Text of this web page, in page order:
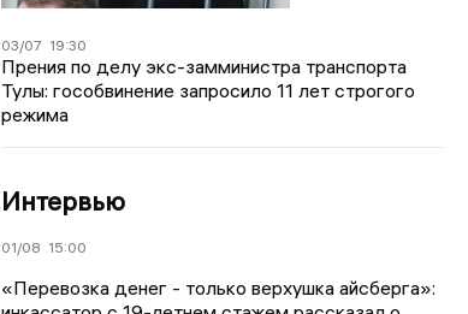
03/07 19:30
Прения по делу экс-замминистра транспорта
Тулы: гособвинение запросило 11 лет строгого
режима
Интервью
01/08 15:00
«Перевозка денег - только верхушка айсберга»: